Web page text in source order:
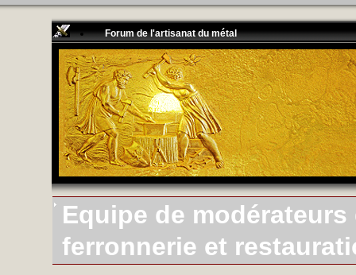
Forum de l'artisanat du métal
Equipe de
ferronnerie et